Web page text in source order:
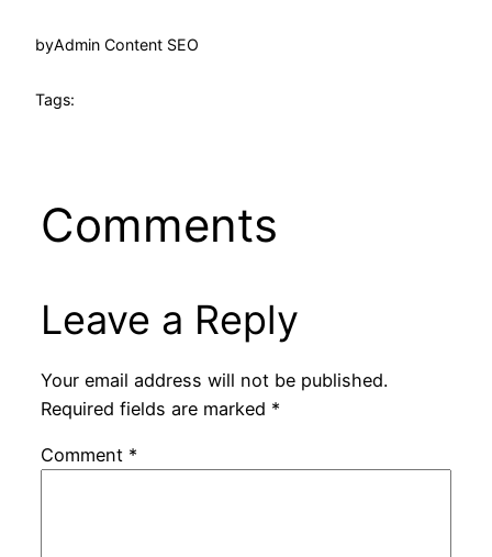
byAdmin Content SEO
Tags:
Comments
Leave a Reply
Your email address will not be published.
Required fields are marked *
Comment *